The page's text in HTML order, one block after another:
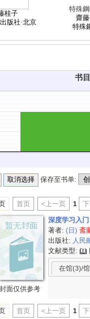
桂子
版社·北京
特殊
齋
特殊
书
保存至书单:
首页 <上一页 1
封面仅供参考
深度学习入
著者: (日)斋
出版社: 人民
文献类型:
在馆(3)/
首页 <上一页 1